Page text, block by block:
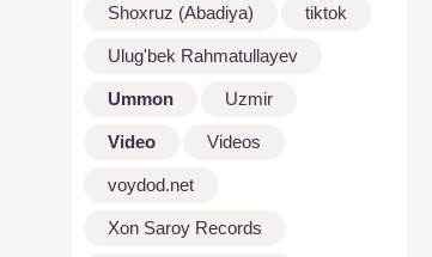
Shoxruz (Abadiya) tiktok
Ulug'bek Rahmatullayev
Ummon Uzmir
Video Videos
voydod.net
Xon Saroy Records